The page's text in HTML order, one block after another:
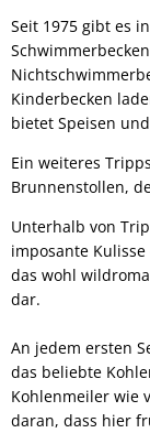
Seit 1975 gibt es
Kinderbecken
bietet Speisen
Ein weiteres
Brunnenstollen,
Unterhalb von
imposante
das wohl
dar.
An jedem ersten
das beliebte
Kohlenmeiler wie
daran, dass hier